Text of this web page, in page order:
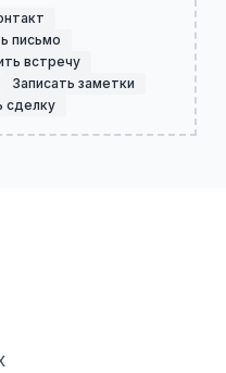
письмо
встречу
Записать заметки
сделку